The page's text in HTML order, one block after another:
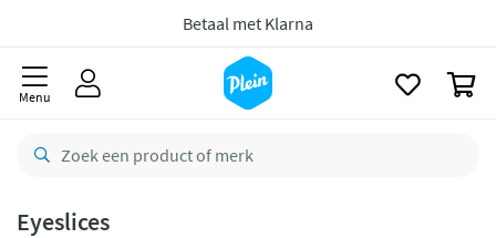
Betaal met Klarna
Menu
Eyeslices